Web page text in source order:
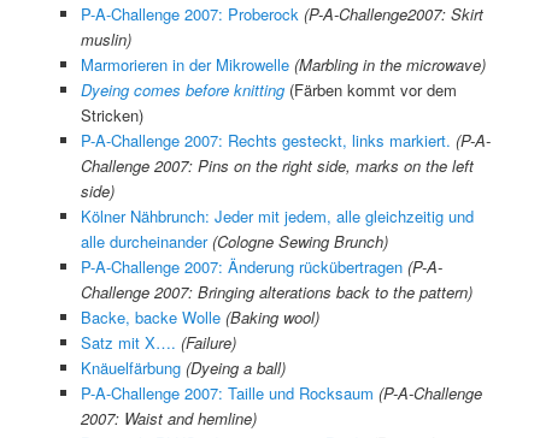
P-A-Challenge 2007: Proberock (P-A-Challenge2007: Skirt
muslin)
Marmorieren in der Mikrowelle (Marbling in the microwave)
Dyeing comes before knitting(Färben kommt vor dem
Stricken)
P-A-Challenge 2007: Rechts gesteckt, links markiert. (P-A-
Challenge 2007: Pins on the right side, marks on the left
side)
Kölner Nähbrunch: Jeder mit jedem, alle gleichzeitig und
alle durcheinander (Cologne Sewing Brunch)
P-A-Challenge 2007: Änderung rückübertragen (P-A-
Challenge 2007: Bringing alterations back to the pattern)
Backe, backe Wolle (Baking wool)
Satz mit X…. (Failure)
Knäuelfärbung (Dyeing a ball)
P-A-Challenge 2007: Taille und Rocksaum (P-A-Challenge
2007: Waist and hemline)